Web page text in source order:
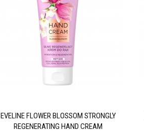
EVELINE FLOWER BLOSSOM STRONGLY
REGENERATING HAND CREAM